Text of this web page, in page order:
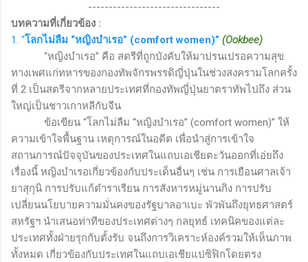
--------------------------------
บทความที่เกี่ยวข้อง :
1. “โลกไม่ลืม “หญิงบำเรอ” (comfort women)” (Ookbee)
“หญิงบำเรอ” คือ สตรีที่ถูกบังคับให้มาปรนเปรอความสุข
ทางเพศแก่ทหารของกองทัพจักรพรรดิญี่ปุ่นในช่วงสงครามโลกครั้ง
ที่ 2 เป็นสตรีจากหลายประเทศที่กองทัพญี่ปุ่นยาตราทัพไปถึง ส่วน
ใหญ่เป็นชาวเกาหลีกับจีน
ข้อเขียน “โลกไม่ลืม “หญิงบำเรอ” (comfort women)” ให้
ความเข้าใจพื้นฐาน เหตุการณ์ในอดีต เพื่อนำสู่การเข้าใจ
สถานการณ์ปัจจุบันของประเทศในแถบเอเชียตะวันออกที่เอ่ยถึง
เรื่องนี้ หญิงบำเรอเกี่ยวข้องกับประเด็นอื่นๆ เช่น การเยือนศาลเจ้า
ยาสุกุนิ การปรับแก้ตำราเรียน การสังหารหมู่นานกิง การปรับ
เปลี่ยนนโยบายความมั่นคงของรัฐบาลอาเบะ พัวพันถึงยุทธศาสตร์
สหรัฐฯ นำเสนอท่าทีของประเทศต่างๆ กลยุทธ์ เทคนิคของแต่ละ
ประเทศทั้งฝ่ายรุกกับตั้งรับ จนถึงการวิเคราะห์องค์รวมให้เห็นภาพ
ทั้งหมด เกี่ยวข้องกับประเทศในแถบเอเชียแปซิฟิกโดยตรง